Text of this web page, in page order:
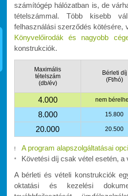
számítógép hálózatban is, de
tételszámmal. Több kisebb
felhasználási szerződés kötésére,
Könyvelőirodák és nagyobb
konstrukciók.
Maximális
tételszám
(db/év)
Bérleti díj
(Ft/hó)
4.000 nem
8.000 15.800
20.000 20.500
! A program alapszolgáltatásai
*
Követési díj csak vétel esetén, a
A bérleti és vételi konstrukciók
oktatási és kezelési